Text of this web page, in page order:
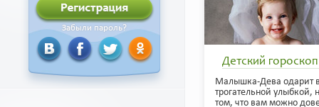
Забыли пароль?
Детский
Малышка-Дева одарит
трогательной улыбкой,
том, что вам можно